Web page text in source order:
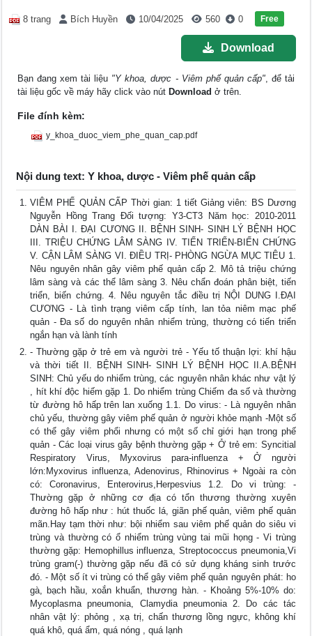
8 trang Bích Huyền 10/04/2025 560 0 Free
Download
Bạn đang xem tài liệu "Y khoa, dược - Viêm phế quản cấp", để tải
tài liệu gốc về máy hãy click vào nút Download ở trên.
File đính kèm:
y_khoa_duoc_viem_phe_quan_cap.pdf
Nội dung text: Y khoa, dược - Viêm phế quản cấp
VIÊM PHẾ QUẢN CẤP Thời gian: 1 tiết Giảng viên: BS Dương
Nguyễn Hồng Trang Đối tượng: Y3-CT3 Năm học: 2010-2011
DÀN BÀI I. ĐẠI CƯƠNG II. BỆNH SINH- SINH LÝ BỆNH HỌC
III. TRIỆU CHỨNG LÂM SÀNG IV. TIẾN TRIỂN-BIẾN CHỨNG
V. CẬN LÂM SÀNG VI. ĐIỀU TRỊ- PHÒNG NGỪA MỤC TIÊU 1.
Nêu nguyên nhân gây viêm phế quản cấp 2. Mô tả triệu chứng
lâm sàng và các thể lâm sàng 3. Nêu chẩn đoán phân biệt, tiến
triển, biến chứng. 4. Nêu nguyên tắc điều trị NỘI DUNG I.ĐẠI
CƯƠNG - Là tình trạng viêm cấp tính, lan tỏa niêm mạc phế
quản - Đa số do nguyên nhân nhiểm trùng, thường có tiến triển
ngắn hạn và lành tính
- Thường gặp ở trẻ em và người trẻ - Yếu tố thuận lợi: khí hậu
và thời tiết II. BỆNH SINH- SINH LÝ BỆNH HỌC II.A.BỆNH
SINH: Chủ yếu do nhiểm trùng, các nguyên nhân khác như vật lý
, hít khí độc hiếm gặp 1. Do nhiểm trùng Chiếm đa số và thường
từ đường hô hấp trên lan xuống 1.1. Do virus: - Là nguyên nhân
chủ yếu, thường gây viêm phế quản ở người khỏe mạnh -Một số
có thể gây viêm phổi nhưng có một số chỉ giới hạn trong phế
quản - Các loại virus gây bệnh thường gặp + Ở trẻ em: Syncitial
Respiratory Virus, Myxovirus para-influenza + Ở người
lớn:Myxovirus influenza, Adenovirus, Rhinovirus + Ngoài ra còn
có: Coronavirus, Enterovirus,Herpesvius 1.2. Do vi trùng: -
Thường gặp ở những cơ địa có tổn thương thường xuyên
đường hô hấp như : hút thuốc lá, giãn phế quản, viêm phế quản
mãn.Hay tạm thời như: bội nhiểm sau viêm phế quản do siêu vi
trùng và thường có ổ nhiểm trùng vùng tai mũi họng - Vi trùng
thường gặp: Hemophillus influenza, Streptococcus pneumonia,Vi
trùng gram(-) thường gặp nếu đã có sử dụng kháng sinh trước
đó. - Một số ít vi trùng có thể gây viêm phế quản nguyên phát: ho
gà, bạch hầu, xoắn khuẩn, thương hàn. - Khoảng 5%-10% do:
Mycoplasma pneumonia, Clamydia pneumonia 2. Do các tác
nhân vật lý: phỏng , xạ trị, chấn thương lồng ngực, không khí
quá khô, quá ẩm, quá nóng , quá lạnh